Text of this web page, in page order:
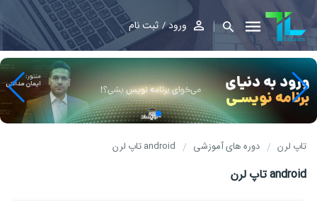
ورود ثبت نام
تاپ لرن دوره های آموزشی android تاپ لرن
android تاپ لرن